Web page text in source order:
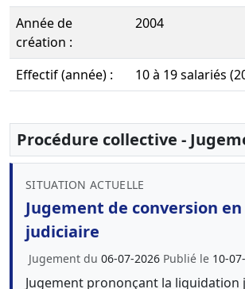
Année de
création :
2004
Effectif (année) : 10 à 19 salariés
Procédure collective -
SITUATION ACTUELLE
Jugement de conversion
judiciaire
Jugement du 06-07-2026 Publié le 10-
Jugement prononçant la liquidation